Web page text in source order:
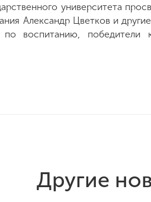
университета
Александр Цветков и
по воспитанию,
Другие